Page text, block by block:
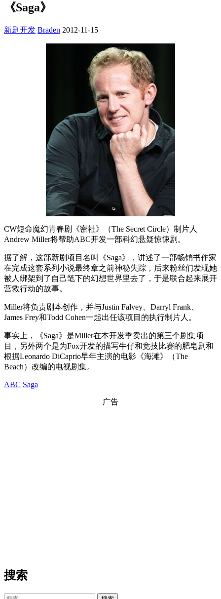
《Saga》
新剧开发 Braden 2012-11-15
CW短命魔幻青春剧《密社》（The Secret Circle）制片人
Andrew Miller将帮助ABC开发一部科幻悬疑惊悚剧。
据了解，这部新剧项目名叫《Saga》，讲述了一部畅销书作家
在完成这套系列小说最终章之前神秘失踪，后来粉丝们发现她
被人绑架到了自己笔下的幻想世界里去了，于是联合起来展开
营救行动的故事。
Miller将负责剧本创作，并与Justin Falvey、Darryl Frank、
James Frey和Todd Cohen一起出任该项目的执行制片人。
事实上，《Saga》是Miller在本开发季卖出的第三个剧集项
目，另外两个是为Fox开发的描写牛仔和竞技比赛的肥皂剧和
根据Leonardo DiCaprio早年主演的电影《海滩》（The
Beach）改编的电视剧集。
ABC Saga
广告
搜索
搜